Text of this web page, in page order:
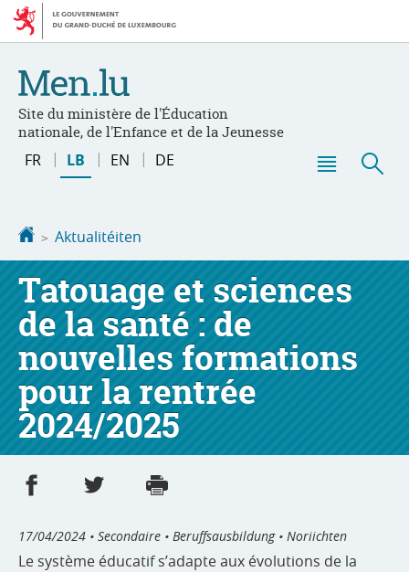
Bei
den
Aller
au
Site du ministère de l'Éducation
nationale, de l'Enfance et de la Jeunesse
Changer
FR LB EN DE
Startsäit
Aktualitéiten
Tatouage et sciences
de la santé : de
nouvelles formations
pour la rentrée
2024/2025
Partager sur Facebook
Partager sur Twitter
17/04/2024 • Secondaire • Beruffsausbildung • Noriichten
Le système éducatif s’adapte aux évolutions de la